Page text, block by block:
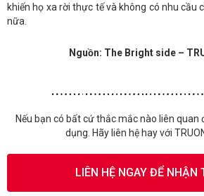
khiến họ xa rời thực tế và không có nhu cầu
nữa.
Nguồn: The Bright side –
Nếu bạn có bất cứ thắc mắc nào liên quan
dụng. Hãy liên hệ hay với
LIÊN HỆ NGAY ĐỂ NHẬN